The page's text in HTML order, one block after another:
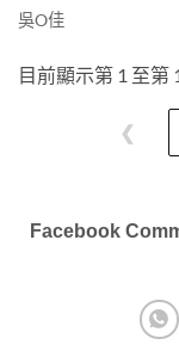
吳O佳
目前顯示第 1 至第
❮
Facebook